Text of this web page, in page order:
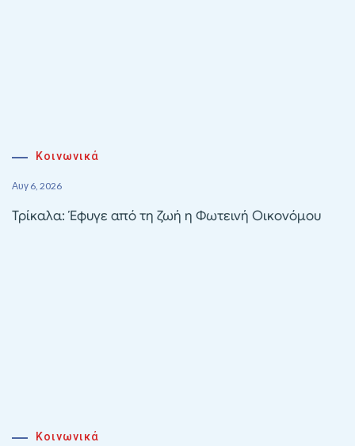
Κοινωνικά
Αυγ 6, 2026
Τρίκαλα: Έφυγε από τη ζωή η Φωτεινή Οικονόμου
Κοινωνικά